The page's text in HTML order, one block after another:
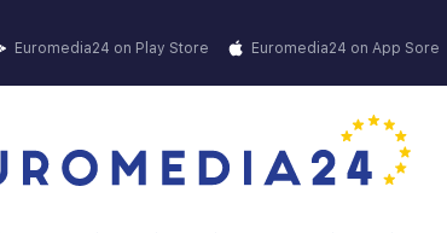
Euromedia24 on Play Store Euromedia24 on App Sore